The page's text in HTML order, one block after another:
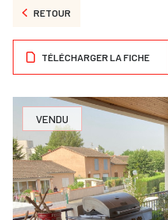
RETOUR
TÉLÉCHARGER LA FICHE
VENDU